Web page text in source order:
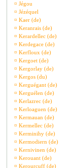
¤ Jégou
¤ Jézéquel
¤ Kaer (de)
¤ Keranrais (de)
¤ Kerardellec (de)
¤ Kerdegace (de)
¤ Kerfloux (de)
¤ Kergoet (de)
¤ Kergorlay (de)
¤ Kergos (du)
¤ Kerguégant (de)
¤ Kerguélen (de)
¤ Kerlazrec (de)
¤ Kerloaguen (de)
¤ Kermauan (de)
¤ Kermellec (de)
¤ Kerminihy (de)
¤ Kermodiern (de)
¤ Kernivinen (de)
¤ Kerouant (de)
¤ Kerourcuff (de)